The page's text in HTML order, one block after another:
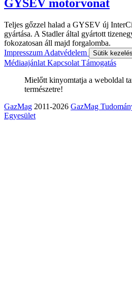
GYSEV motorvonat
Teljes gőzzel halad a GYSEV új
gyártása. A Stadler által gyártott
fokozatosan áll majd forgalomba.
Impresszum Adatvédelem Sütik
Médiaajánlat Kapcsolat Támogatás
Mielőtt kinyomtatja a weboldal
természetre!
GazMag 2011-2026 GazMag
Egyesület